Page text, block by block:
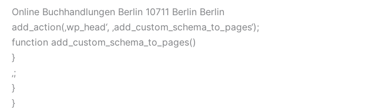
Online Buchhandlungen Berlin 10711 Berlin Berlin
add_action(‚wp_head‘, ‚add_custom_schema_to_pages‘);
function add_custom_schema_to_pages()
}
‚;
}
}